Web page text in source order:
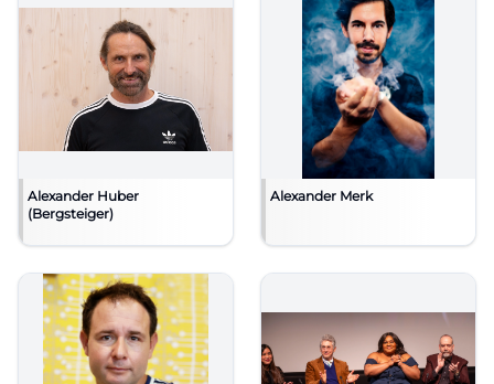
Alexander Huber
(Bergsteiger)
Alexander Merk